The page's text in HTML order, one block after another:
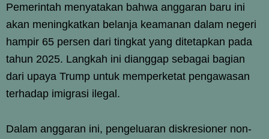
Pemerintah menyatakan bahwa anggaran baru ini
akan meningkatkan belanja keamanan dalam negeri
hampir 65 persen dari tingkat yang ditetapkan pada
tahun 2025. Langkah ini dianggap sebagai bagian
dari upaya Trump untuk memperketat pengawasan
terhadap imigrasi ilegal.
Dalam anggaran ini, pengeluaran diskresioner non-